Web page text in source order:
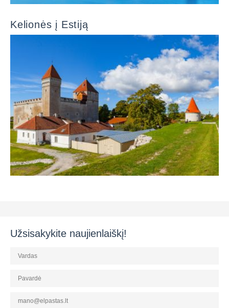
Kelionės į Estiją
Užsisakykite naujienlaiškį!